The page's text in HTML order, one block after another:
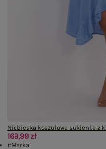
Niebieska koszulowa sukienka z
169,99 zł
#Marka: